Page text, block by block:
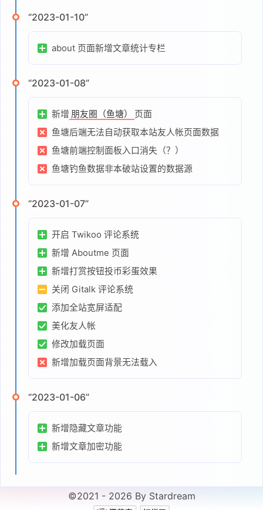
“2023-01-10”
about 页面新增文章统计专栏
“2023-01-08”
新增 朋友圈（鱼塘）
页面
鱼塘后端无法自动获取本站友人帐页面数据
鱼塘前端控制面板入口消失（？）
鱼塘钓鱼数据非本破站设置的数据源
“2023-01-07”
开启 Twikoo 评论系统
新增 Aboutme 页面
新增打赏按钮投币彩蛋效果
关闭 Gitalk 评论系统
添加全站宽屏适配
美化友人帐
修改加载页面
新增加载页面背景无法载入
“2023-01-06”
新增隐藏文章功能
新增文章加密功能
©2021 - 2026 By Stardream